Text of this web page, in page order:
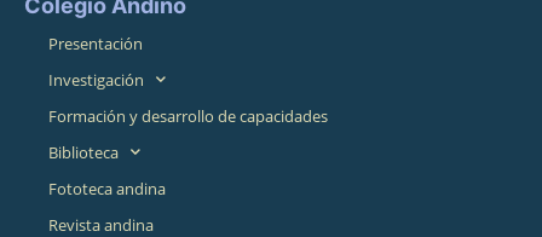
Presentación
Investigación
Formación y desarrollo de capacidades
Biblioteca
Fototeca andina
Revista andina